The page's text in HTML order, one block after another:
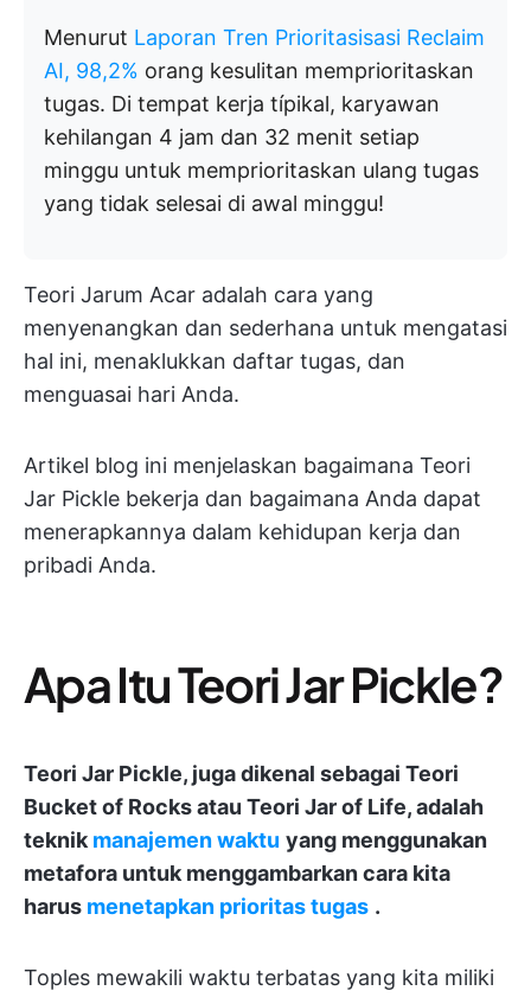
Menurut Laporan Tren Prioritasisasi Reclaim
AI, 98,2% orang kesulitan memprioritaskan
tugas. Di tempat kerja típikal, karyawan
kehilangan 4 jam dan 32 menit setiap
minggu untuk memprioritaskan ulang tugas
yang tidak selesai di awal minggu!
Teori Jarum Acar adalah cara yang
menyenangkan dan sederhana untuk mengatasi
hal ini, menaklukkan daftar tugas, dan
menguasai hari Anda.
Artikel blog ini menjelaskan bagaimana Teori
Jar Pickle bekerja dan bagaimana Anda dapat
menerapkannya dalam kehidupan kerja dan
pribadi Anda.
Apa Itu Teori Jar Pickle?
Teori Jar Pickle, juga dikenal sebagai Teori
Bucket of Rocks atau Teori Jar of Life, adalah
teknik manajemen waktu yang menggunakan
metafora untuk menggambarkan cara kita
harus menetapkan prioritas tugas .
Toples mewakili waktu terbatas yang kita miliki